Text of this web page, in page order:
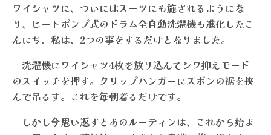
ワイシャツに、ついにはスーツにも施されるようにな
り、ヒートポンプ式のドラム全自動洗濯機も進化したこ
んにち、私は、2つの事をするだけとなりました。
洗濯機にワイシャツ4枚を放り込んでシワ抑えモード
のスイッチを押す。クリップハンガーにズボンの裾を挟
んで吊るす。これを毎朝着るだけです。
しかし今思い返すとあのルーティンは、これから始ま